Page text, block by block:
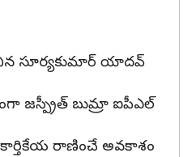
సూర్యకుమార్ యాదవ్
జస్ప్రీత్ బుమ్రా ఐపీఎల్
రాణించే అవకాశం